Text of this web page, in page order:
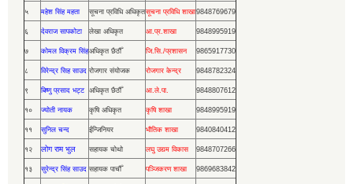
५ महेश सिंह महता सूचना प्रविधि अधिकृतसूचना प्रविधि शाखा9848769679
६ देवराज सापकोटा लेखा अधिकृत आ.प्र.शाखा 9848995919
७ कोमल विक्रम सिंहअधिकृत छैठौँ जि.सि./प्रशासन 9865917730
८ विरेन्द्र सिह साउद रोजगार संयोजक रोजगार केन्द्र 9848782324
९ बिष्णु प्रसाद भट्ट अधिकृत छैठौँ आ.ले.पा. 9848807612
१० ज्योती नायक कृषि अधिकृत कृषि शाखा 9848995919
११ सुनिल चन्द ईन्जिनियर भौतिक शाखा 9840840412
१२ लोग राम भुल सहायक चोथो लघु उद्यम विकास 9848707266
१३ सुरेन्द्र सिंह साउद सहायक पाचौँ पञ्जिकरण शाखा 9869683842